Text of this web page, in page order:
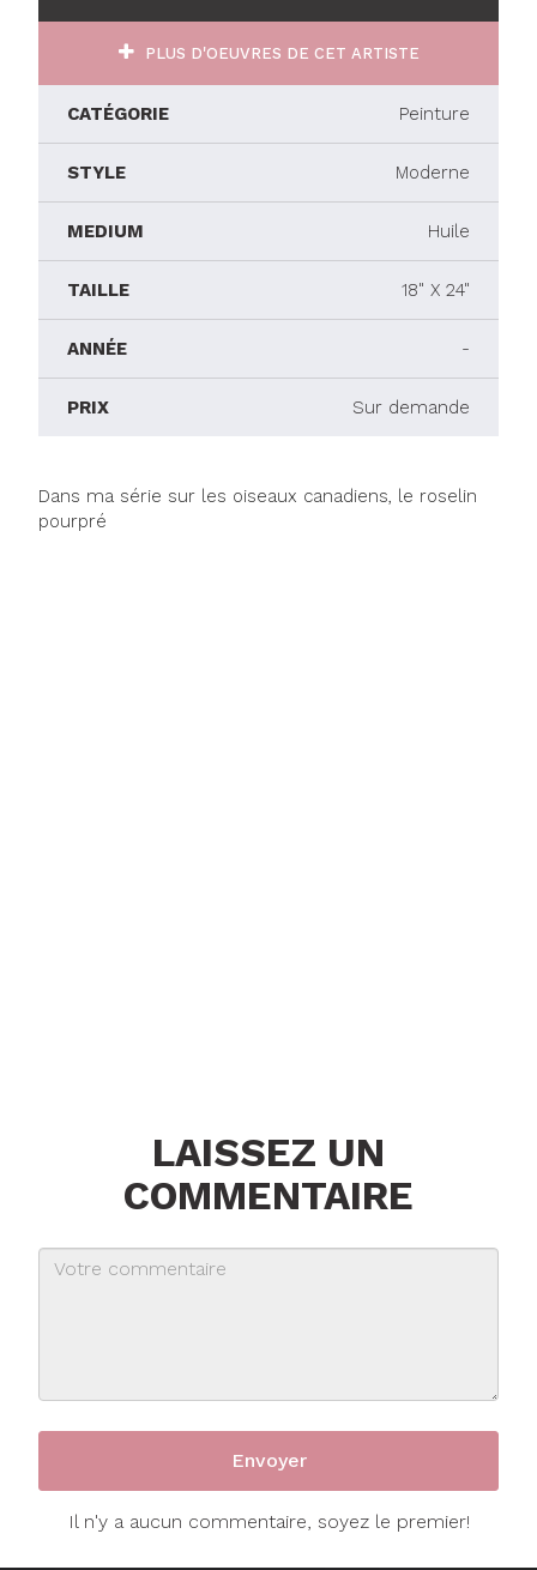
PLUS D'OEUVRES DE CET ARTISTE
CATÉGORIE Peinture
STYLE Moderne
MEDIUM Huile
TAILLE 18" X 24"
ANNÉE -
PRIX Sur demande
Dans ma série sur les oiseaux canadiens, le roselin
pourpré
LAISSEZ UN
COMMENTAIRE
Il n'y a aucun commentaire, soyez le premier!